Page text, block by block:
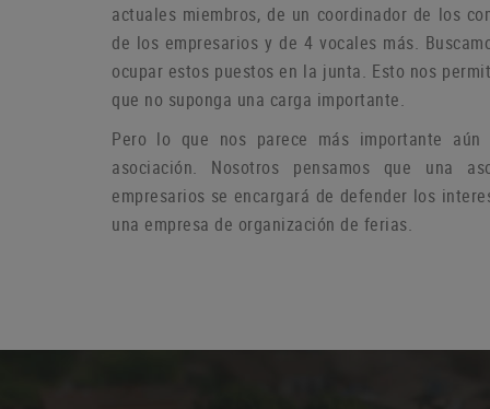
actuales miembros, de un coordinador de los
de los empresarios y de 4 vocales más.
ocupar estos puestos en la junta. Esto nos
que no suponga una carga importante.
Pero lo que nos parece más importante
asociación. Nosotros pensamos que una
empresarios se encargará de defender los
una empresa de organización de ferias.